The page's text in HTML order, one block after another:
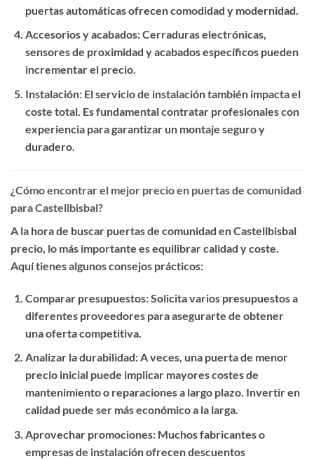
puertas automáticas ofrecen comodidad y modernidad.
Accesorios y acabados: Cerraduras electrónicas,
sensores de proximidad y acabados específicos pueden
incrementar el precio.
Instalación: El servicio de instalación también impacta el
coste total. Es fundamental contratar profesionales con
experiencia para garantizar un montaje seguro y
duradero.
¿Cómo encontrar el mejor precio en puertas de comunidad
para Castellbisbal?
A la hora de buscar puertas de comunidad en Castellbisbal
precio, lo más importante es equilibrar calidad y coste.
Aquí tienes algunos consejos prácticos:
Comparar presupuestos: Solicita varios presupuestos a
diferentes proveedores para asegurarte de obtener
una oferta competitiva.
Analizar la durabilidad: A veces, una puerta de menor
precio inicial puede implicar mayores costes de
mantenimiento o reparaciones a largo plazo. Invertir en
calidad puede ser más económico a la larga.
Aprovechar promociones: Muchos fabricantes o
empresas de instalación ofrecen descuentos